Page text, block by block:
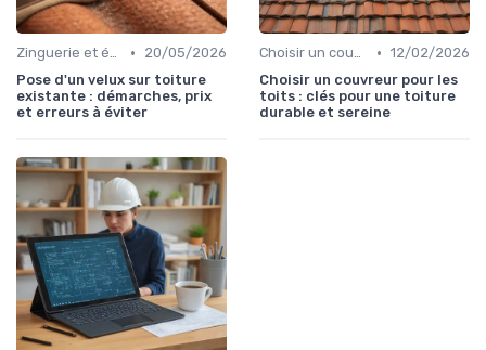
Zinguerie et évacuation des eaux •
20/05/2026
Pose d'un velux sur toiture
existante : démarches, prix
et erreurs à éviter
Choisir un couvreur • 12/02/2026
Choisir un couvreur pour les
toits : clés pour une toiture
durable et sereine